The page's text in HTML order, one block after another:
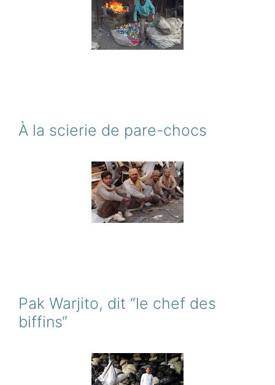
À la scierie de pare-chocs
Pak Warjito, dit “le chef des
biffins“